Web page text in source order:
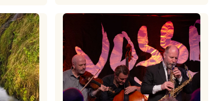
Agoja